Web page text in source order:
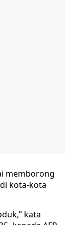
memborong
kota-kota
kata